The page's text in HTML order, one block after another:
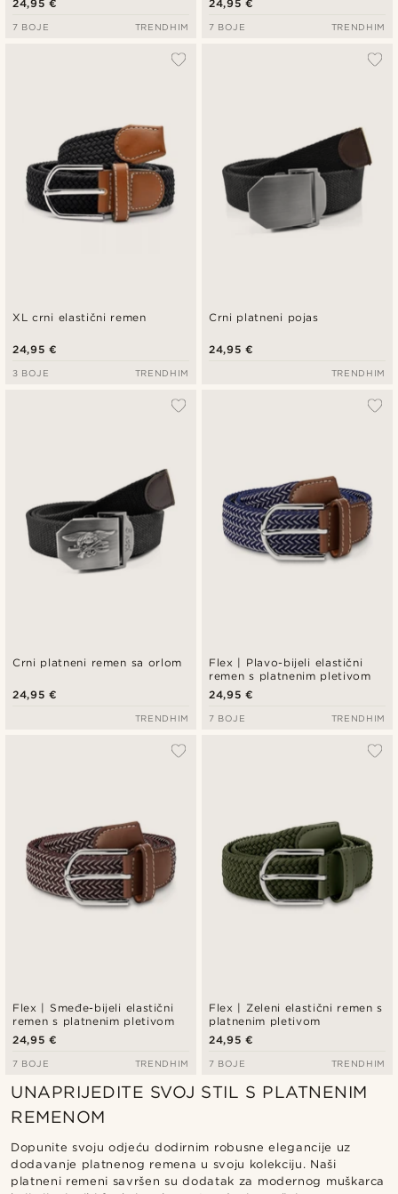
24,95 €
7 BOJE TRENDHIM
24,95 €
7 BOJE TRENDHIM
XL crni elastični remen
24,95 €
3 BOJE TRENDHIM
Crni platneni pojas
24,95 €
TRENDHIM
Crni platneni remen sa orlom
24,95 €
TRENDHIM
Flex | Plavo-bijeli elastični
remen s platnenim pletivom
24,95 €
7 BOJE TRENDHIM
Flex | Smeđe-bijeli elastični
remen s platnenim pletivom
24,95 €
7 BOJE TRENDHIM
Flex | Zeleni elastični remen s
platnenim pletivom
24,95 €
7 BOJE TRENDHIM
UNAPRIJEDITE SVOJ STIL S PLATNENIM
REMENOM
Dopunite svoju odjeću dodirnim robusne elegancije uz
dodavanje platnenog remena u svoju kolekciju. Naši
platneni remeni savršen su dodatak za modernog muškarca